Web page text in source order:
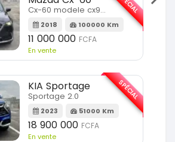
Cx-60 modele cx9 full option
2018 100000 Km
11 000 000 FCFA
En vente
KIA Sportage
Sportage 2.0
2023 51000 Km
18 900 000 FCFA
En vente
SPÉCIAL